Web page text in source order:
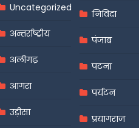
Uncategorized
अन्तर्राष्ट्रीय
अलीगढ़
आगरा
उड़ीसा
निविदा
पंजाब
पटना
पर्यटन
प्रयागराज